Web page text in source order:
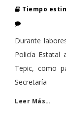
Tiempo
Durante
Policía Estatal
Tepic, como
Secretaría
Leer Más…